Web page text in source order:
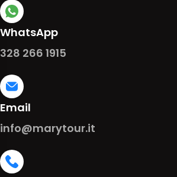
WhatsApp
328 266 1915
Email
info@marytour.it